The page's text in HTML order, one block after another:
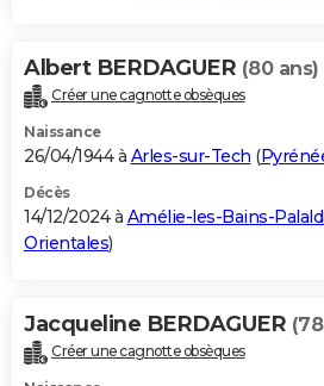
Albert BERDAGUER (80 ans)
Créer une cagnotte obsèques
Naissance
26/04/1944 à Arles-sur-Tech (
Décès
14/12/2024 à Amélie-les-Bains-
Orientales)
Jacqueline BERDAGUER
Créer une cagnotte obsèques